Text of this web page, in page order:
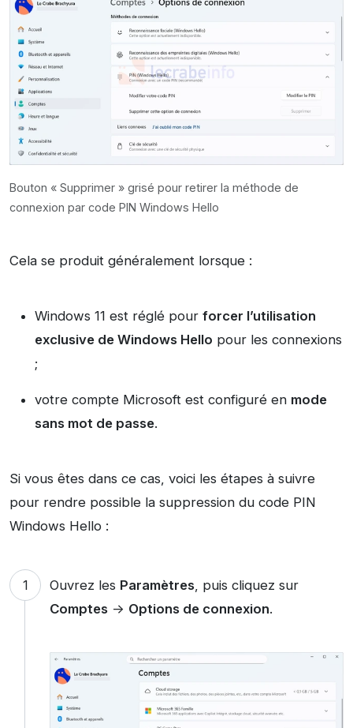
Bouton « Supprimer » grisé pour retirer la méthode de
connexion par code PIN Windows Hello
Cela se produit généralement lorsque :
Windows 11 est réglé pour forcer l’utilisation
exclusive de Windows Hello pour les connexions
;
votre compte Microsoft est configuré en mode
sans mot de passe.
Si vous êtes dans ce cas, voici les étapes à suivre
pour rendre possible la suppression du code PIN
Windows Hello :
Ouvrez les Paramètres, puis cliquez sur
Comptes-> Options de connexion.